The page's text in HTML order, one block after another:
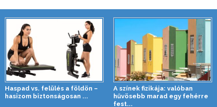
Haspad vs. felülés a földön –
hasizom biztonságosan ...
A színek fizikája: valóban
hűvösebb marad egy fehérre
fest...